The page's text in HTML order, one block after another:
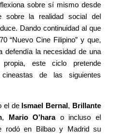
sobre sí mismo desde
sobre la realidad social del
Dando continuidad al que
“Nuevo Cine Filipino” y que,
defendía la necesidad de una
propia, este ciclo pretende
de las siguientes
el de Ismael Bernal, Brillante
, Mario O’harao incluso el
rodó en Bilbao y Madrid su